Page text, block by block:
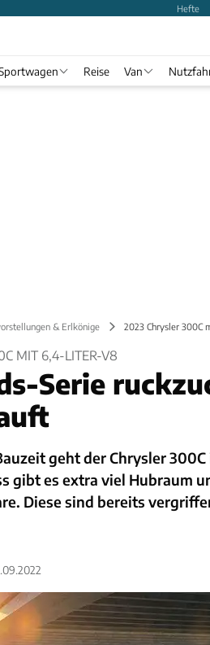
Hefte
Reise Van
& Erlkönige 2023 Chrysler 300C
MIT 6,4-LITER-V8
Serie
geht der Chrysler
gibt es extra viel Hubraum
Diese sind bereits